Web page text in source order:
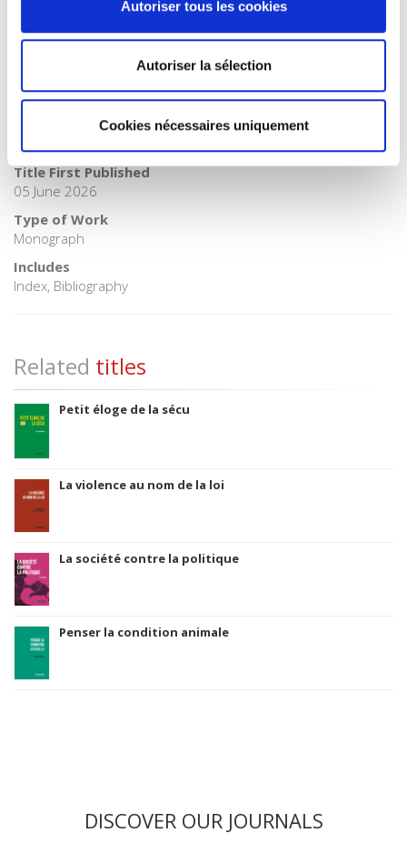
Autoriser tous les cookies
Autoriser la sélection
Cookies nécessaires uniquement
SOC000000 SOCIAL SCIENCE > SCI019000 SCIENCE / Earth
Sciences > SCI092000 SCIENCE / Global Warming & Climate
Change
BIC subject category (UK)
JN Education > RN The environment
Onix Audience Codes
Title First Published
05 June 2026
Type of Work
Monograph
Includes
Index, Bibliography
Related titles
Petit éloge de la sécu
La violence au nom de la loi
La société contre la politique
Penser la condition animale
DISCOVER OUR JOURNALS